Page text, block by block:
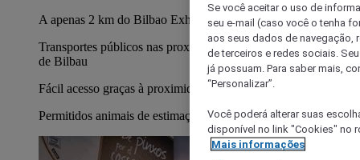
A apenas 2 km do Bilbao Exhibition Centre (BEC)
Transportes públicos nas proximidades com ligação ao centro
de Bilbau
Fácil acesso graças à proximidade com a A-8
Permitidos animais de estimação (custo adicional)
Se você aceitar o uso de
seu e-mail (caso você o tenha
aos seus dados de navegação,
de terceiros e redes sociais.
já possuam. Para saber mais,
“Personalizar”.
Você poderá alterar suas
disponível no link "Cookies" no
Mais informações